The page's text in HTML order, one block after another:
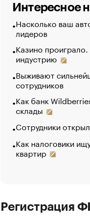
Интересное
Насколько ваш
лидеров
Казино
индустрию
Выживают
сотрудников
Как банк
склады
Сотрудники
Как налоговики
квартир
Регистрация